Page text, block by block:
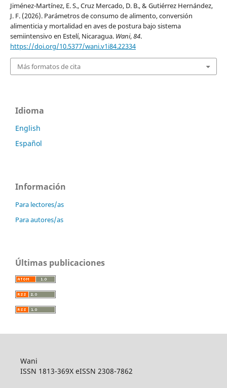
Jiménez-Martínez, E. S., Cruz Mercado, D. B., & Gutiérrez Hernández,
J. F. (2026). Parámetros de consumo de alimento, conversión
alimenticia y mortalidad en aves de postura bajo sistema
semiintensivo en Estelí, Nicaragua. Wani,84.
https://doi.org/10.5377/wani.v1i84.22334
Más formatos de cita
Idioma
English
Español
Información
Para lectores/as
Para autores/as
Últimas publicaciones
Wani
ISSN 1813-369X eISSN 2308-7862